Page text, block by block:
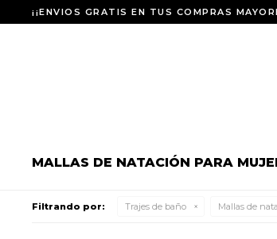
¡¡ENVIOS GRATIS EN TUS COMPRAS
MALLAS DE NATACIÓN PARA
Filtrando por: Trajes de baño Mallas de